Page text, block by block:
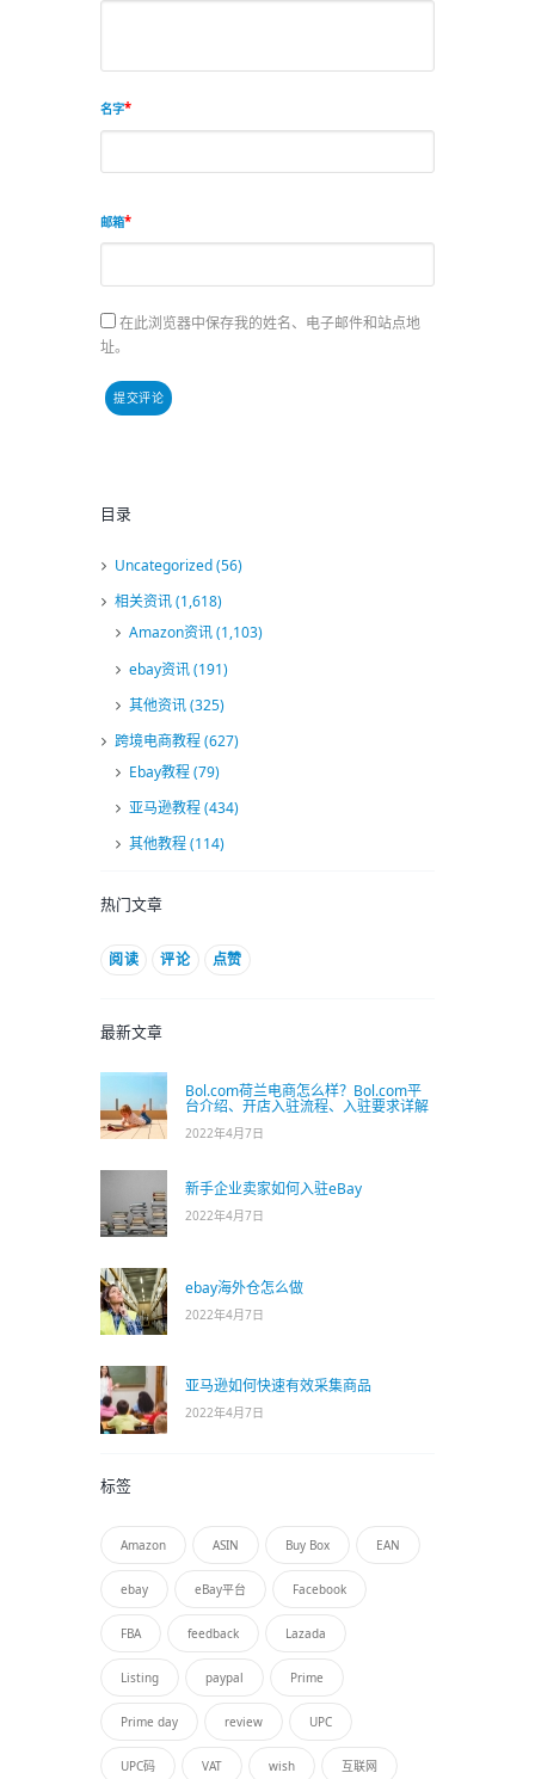
名字
邮箱
在此浏览器中保存我的姓名、电子邮件和站点地
址。
目录
Uncategorized(56)
相关资讯(1,618)
Amazon资讯(1,103)
ebay资讯(191)
其他资讯(325)
跨境电商教程(627)
Ebay教程(79)
亚马逊教程(434)
其他教程(114)
热门文章
阅读 评论 点赞
最新文章
Bol.com荷兰电商怎么样？Bol.com平
台介绍、开店入驻流程、入驻要求详解
2022年4月7日
新手企业卖家如何入驻eBay
2022年4月7日
ebay海外仓怎么做
2022年4月7日
亚马逊如何快速有效采集商品
2022年4月7日
标签
Amazon ASIN Buy Box EAN
ebay eBay平台 Facebook
FBA feedback Lazada
Listing paypal Prime
Prime day review UPC
UPC码 VAT wish 互联网